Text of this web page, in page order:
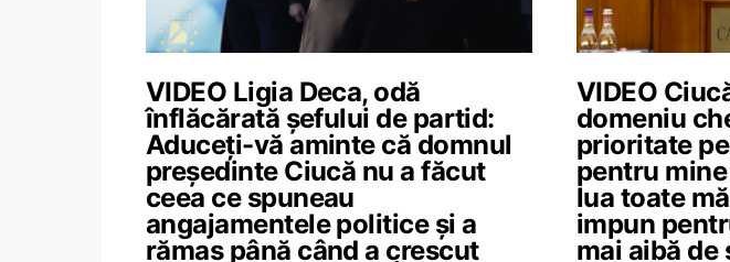
VIDEO Ligia Deca, odă
înflăcărată șefului de partid:
Aduceți-vă aminte că domnul
președinte Ciucă nu a făcut
ceea ce spuneau
angajamentele politice și a
rămas până când a crescut
VIDEO
domeniu
prioritate
pentru
lua toate
impun
mai aibă